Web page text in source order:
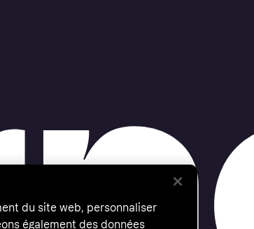
du site web, personnaliser
également des données